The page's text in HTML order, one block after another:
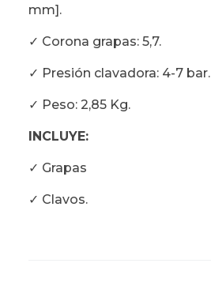
mm].
✓ Corona grapas: 5,7.
✓ Presión clavadora: 4-7 bar.
✓ Peso: 2,85 Kg.
INCLUYE:
✓ Grapas
✓ Clavos.